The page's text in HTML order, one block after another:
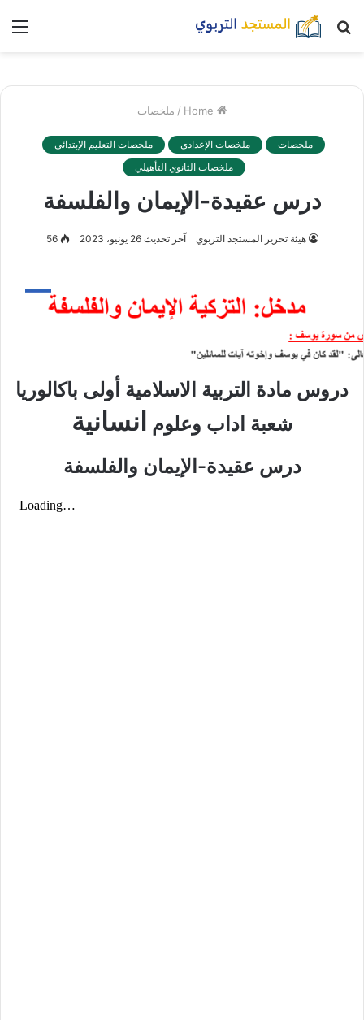
بحث
/ ملخصات
ملخصات ملخصات الإعدادي
ملخصات التعليم الإبتدائي
ملخصات الثانوي التأهيلي
درس عقيدة-الإيمان والفلسفة
هيئة تحرير المستجد التربوي آخر تحديث 26 يونيو، 2023 56
دروس مادة التربية الاسلامية أولى باكالوريا
شعبة اداب وعلوم انسانية
درس عقيدة-الإيمان والفلسفة